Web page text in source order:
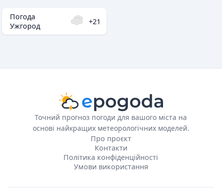
Погода
Ужгород
+21
Точний прогноз погоди для вашого міста на
основі найкращих метеорологічних моделей.
Про проєкт
Контакти
Політика конфіденційності
Умови використання